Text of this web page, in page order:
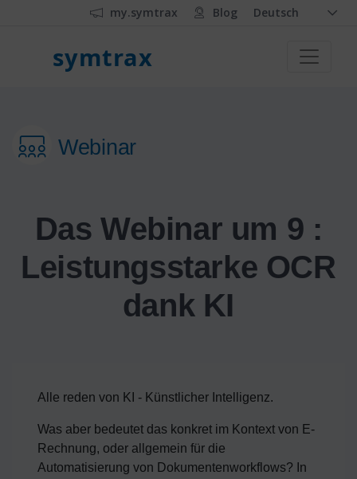
my.symtrax Blog Deutsch
symtrax
Webinar
Das Webinar um 9 :
Leistungsstarke OCR
dank KI
Alle reden von KI - Künstlicher Intelligenz.
Was aber bedeutet das konkret im Kontext von E-
Rechnung, oder allgemein für die
Automatisierung von Dokumentenworkflows? In